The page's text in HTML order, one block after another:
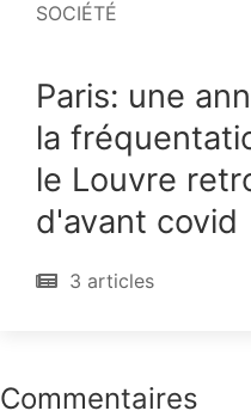
SOCIÉTÉ
Paris: une
la
le Louvre
d'avant covid
3 articles
Commentaires